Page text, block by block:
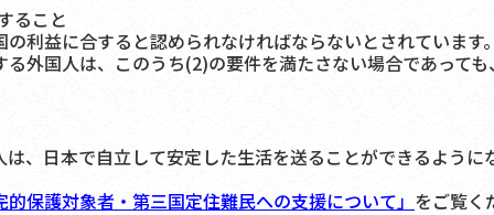
ること
利益に合すると認められなければならないとされています
外国人は、このうち(2)の要件を満たさない場合であって
日本で自立して安定した生活を送ることができるように
保護対象者・第三国定住難民への支援について」 をご覧く